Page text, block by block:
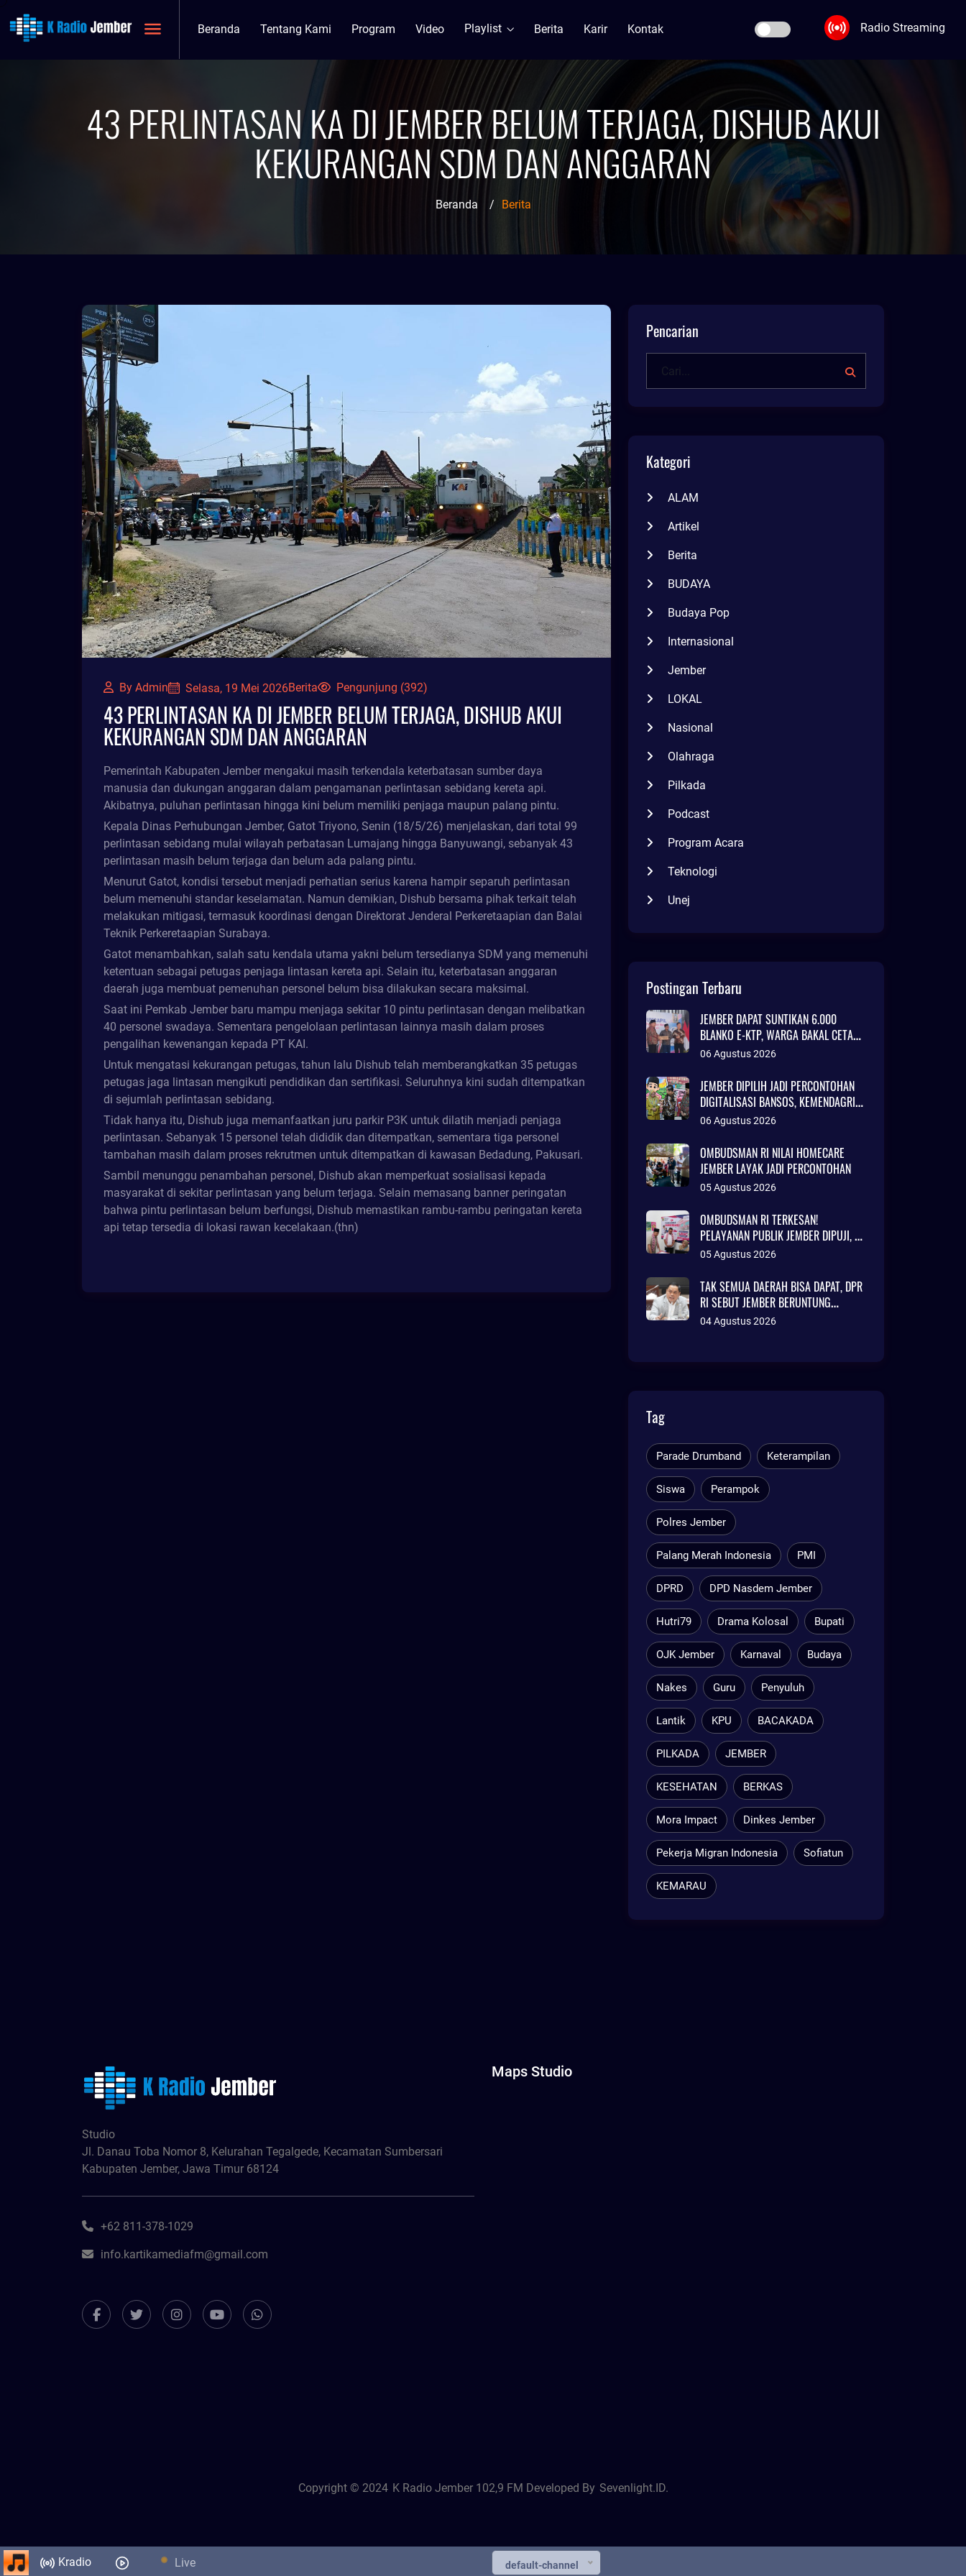
Radio Streaming
Beranda Tentang Kami Program Video Playlist Berita Karir Kontak
43 PERLINTASAN KA DI JEMBER BELUM TERJAGA, DISHUB AKUI
KEKURANGAN SDM DAN ANGGARAN
Beranda / Berita
By Admin Selasa, 19 Mei 2026Berita Pengunjung (392)
43 PERLINTASAN KA DI JEMBER BELUM TERJAGA, DISHUB AKUI
KEKURANGAN SDM DAN ANGGARAN
Pemerintah Kabupaten Jember mengakui masih terkendala keterbatasan sumber daya
manusia dan dukungan anggaran dalam pengamanan perlintasan sebidang kereta api.
Akibatnya, puluhan perlintasan hingga kini belum memiliki penjaga maupun palang pintu.
Kepala Dinas Perhubungan Jember, Gatot Triyono, Senin (18/5/26) menjelaskan, dari total 99
perlintasan sebidang mulai wilayah perbatasan Lumajang hingga Banyuwangi, sebanyak 43
perlintasan masih belum terjaga dan belum ada palang pintu.
Menurut Gatot, kondisi tersebut menjadi perhatian serius karena hampir separuh perlintasan
belum memenuhi standar keselamatan. Namun demikian, Dishub bersama pihak terkait telah
melakukan mitigasi, termasuk koordinasi dengan Direktorat Jenderal Perkeretaapian dan Balai
Teknik Perkeretaapian Surabaya.
Gatot menambahkan, salah satu kendala utama yakni belum tersedianya SDM yang memenuhi
ketentuan sebagai petugas penjaga lintasan kereta api. Selain itu, keterbatasan anggaran
daerah juga membuat pemenuhan personel belum bisa dilakukan secara maksimal.
Saat ini Pemkab Jember baru mampu menjaga sekitar 10 pintu perlintasan dengan melibatkan
40 personel swadaya. Sementara pengelolaan perlintasan lainnya masih dalam proses
pengalihan kewenangan kepada PT KAI.
Untuk mengatasi kekurangan petugas, tahun lalu Dishub telah memberangkatkan 35 petugas
petugas jaga lintasan mengikuti pendidikan dan sertifikasi. Seluruhnya kini sudah ditempatkan
di sejumlah perlintasan sebidang.
Tidak hanya itu, Dishub juga memanfaatkan juru parkir P3K untuk dilatih menjadi penjaga
perlintasan. Sebanyak 15 personel telah dididik dan ditempatkan, sementara tiga personel
tambahan masih dalam proses rekrutmen untuk ditempatkan di kawasan Bedadung, Pakusari.
Sambil menunggu penambahan personel, Dishub akan memperkuat sosialisasi kepada
masyarakat di sekitar perlintasan yang belum terjaga. Selain memasang banner peringatan
bahwa pintu perlintasan belum berfungsi, Dishub memastikan rambu-rambu peringatan kereta
api tetap tersedia di lokasi rawan kecelakaan.(thn)
Pencarian
Kategori
ALAM
Artikel
Berita
BUDAYA
Budaya Pop
Internasional
Jember
LOKAL
Nasional
Olahraga
Pilkada
Podcast
Program Acara
Teknologi
Unej
Postingan Terbaru
JEMBER DAPAT SUNTIKAN 6.000
BLANKO E-KTP, WARGA BAKAL CETAK
KTP LEBIH CEPAT
06 Agustus 2026
JEMBER DIPILIH JADI PERCONTOHAN
DIGITALISASI BANSOS, KEMENDAGRI
SOROTI INOVASI ADMINDUK
06 Agustus 2026
OMBUDSMAN RI NILAI HOMECARE
JEMBER LAYAK JADI PERCONTOHAN
05 Agustus 2026
OMBUDSMAN RI TERKESAN!
PELAYANAN PUBLIK JEMBER DIPUJI, RS
DAERAH DISEBUT SETARA KLINIK
05 Agustus 2026
TAK SEMUA DAERAH BISA DAPAT, DPR
RI SEBUT JEMBER BERUNTUNG
AJUKAN DANA TALANGAN Rp786
04 Agustus 2026
Tag
Parade Drumband Keterampilan
Siswa Perampok
Polres Jember
Palang Merah Indonesia PMI
DPRD DPD Nasdem Jember
Hutri79 Drama Kolosal Bupati
OJK Jember Karnaval Budaya
Nakes Guru Penyuluh
Lantik KPU BACAKADA
PILKADA JEMBER
KESEHATAN BERKAS
Mora Impact Dinkes Jember
Pekerja Migran Indonesia Sofiatun
KEMARAU
Studio
Jl. Danau Toba Nomor 8, Kelurahan Tegalgede, Kecamatan Sumbersari
Kabupaten Jember, Jawa Timur 68124
+62 811-378-1029
info.kartikamediafm@gmail.com
Maps Studio
Copyright © 2024 K Radio Jember 102,9 FM Developed By Sevenlight.ID.
Kradio Live default-channel